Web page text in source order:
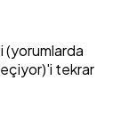
'i tekrar